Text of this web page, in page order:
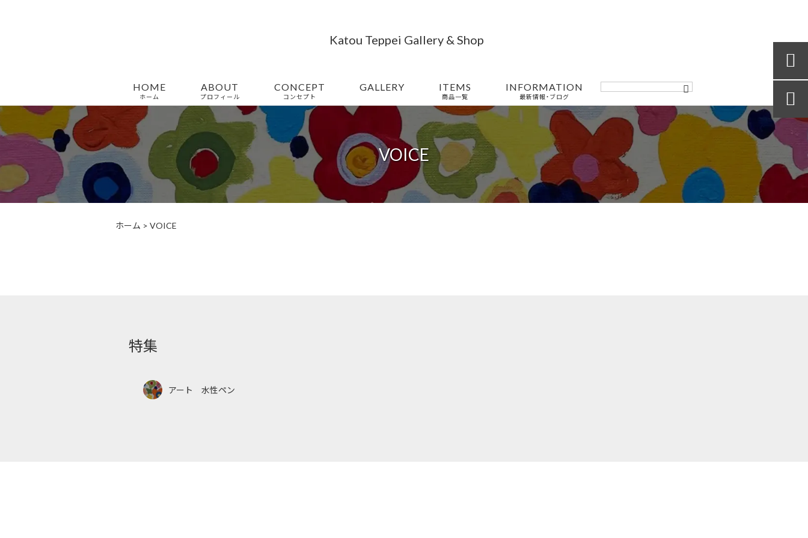
Katou Teppei Gallery & Shop
HOME
ホーム
ABOUT
プロフィール
CONCEPT
コンセプト
GALLERY ITEMS
商品一覧
INFORMATION
最新情報・ブログ
VOICE
ホーム > VOICE
特集
アート 水性ペン

